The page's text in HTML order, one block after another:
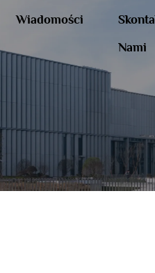
Wiadomości
Nami